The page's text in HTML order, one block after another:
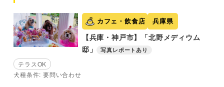
カフェ・飲食店 兵庫県
【兵庫・神戸市】「北野メディウム
邸」
写真レポートあり
テラスOK
犬種条件: 要問い合わせ